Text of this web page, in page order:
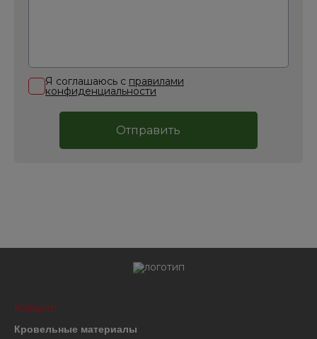
Я соглашаюсь с правилами
конфиденциальности
Отправить
Каталог
Кровельные материалы